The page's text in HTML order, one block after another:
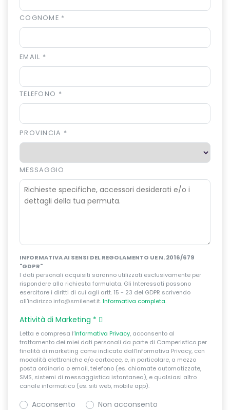
COGNOME *
EMAIL *
TELEFONO *
PROVINCIA *
MESSAGGIO
INFORMATIVA AI SENSI DEL REGOLAMENTO UE N. 2016/679
"GDPR"
I dati personali acquisiti saranno utilizzati esclusivamente per
rispondere alla richiesta formulata. Gli Interessati possono
esercitare i diritti di cui agli artt. 15 - 23 del GDPR scrivendo
all'indirizzo info@smilenet.it.Informativa completa.
Attività di Marketing *
Letta e compresa l’Informativa Privacy, acconsento al
trattamento dei miei dati personali da parte di Camperistico per
finalità di marketing come indicato dall’Informativa Privacy, con
modalità elettroniche e/o cartacee, e, in particolare, a mezzo
posta ordinaria o email, telefono (es. chiamate automatizzate,
SMS, sistemi di messaggistica istantanea), e qualsiasi altro
canale informatico (es. siti web, mobile app).
Acconsento Non acconsento